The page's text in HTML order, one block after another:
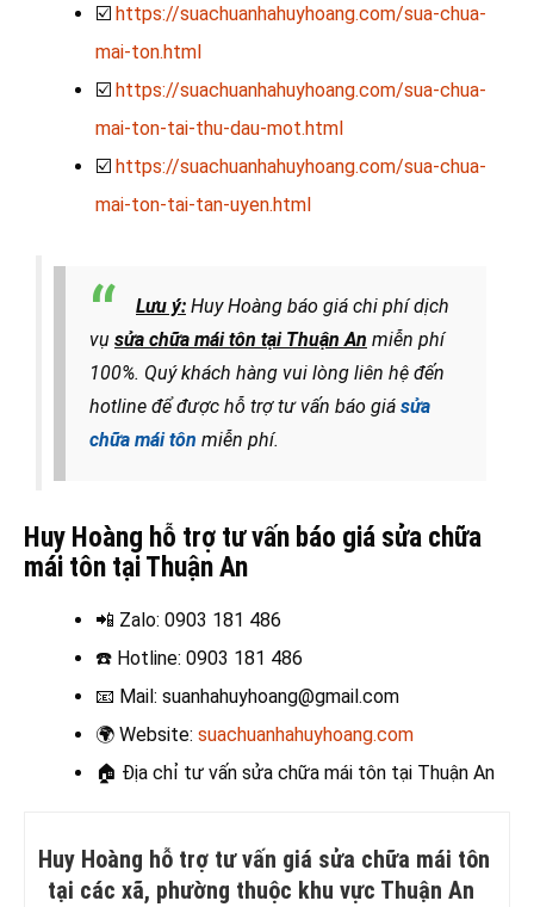
☑️ https://suachuanhahuyhoang.com/sua-chua-
mai-ton.html
☑️ https://suachuanhahuyhoang.com/sua-chua-
mai-ton-tai-thu-dau-mot.html
☑️ https://suachuanhahuyhoang.com/sua-chua-
mai-ton-tai-tan-uyen.html
Lưu ý: Huy Hoàng báo giá chi phí dịch
vụ sửa chữa mái tôn tại Thuận An miễn phí
100%. Quý khách hàng vui lòng liên hệ đến
hotline để được hỗ trợ tư vấn báo giá sửa
chữa mái tôn miễn phí.
Huy Hoàng hỗ trợ tư vấn báo giá sửa chữa
mái tôn tại Thuận An
📲 Zalo: 0903 181 486
☎️ Hotline: 0903 181 486
📧 Mail: suanhahuyhoang@gmail.com
🌍 Website: suachuanhahuyhoang.com
🏠 Địa chỉ tư vấn sửa chữa mái tôn tại Thuận An
Huy Hoàng hỗ trợ tư vấn giá sửa chữa mái tôn
tại các xã, phường thuộc khu vực Thuận An